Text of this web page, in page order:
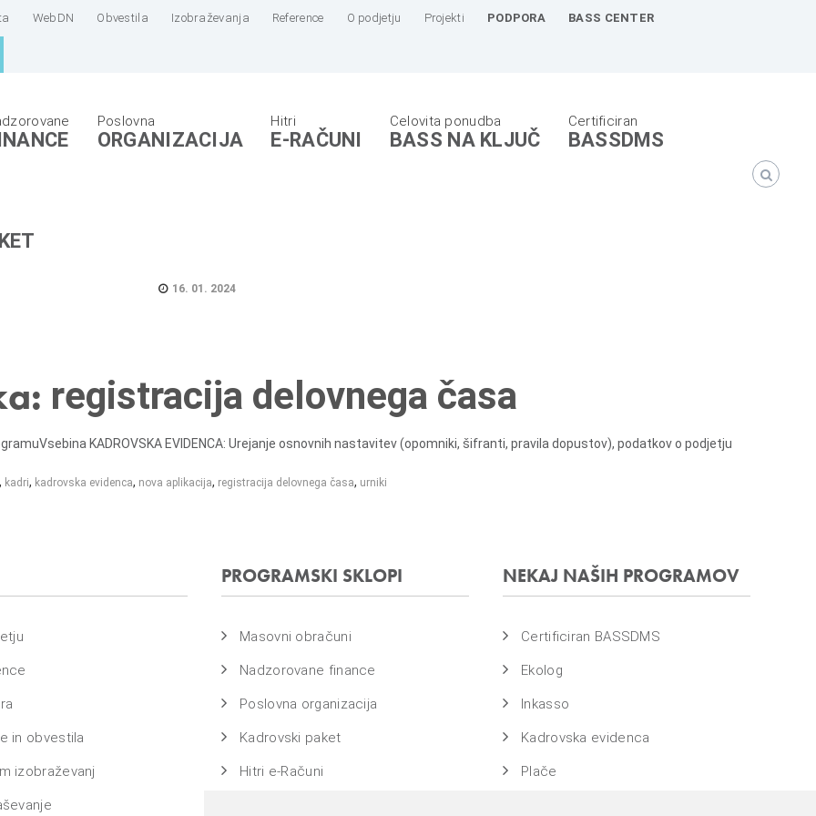
WebDN Obvestila Izobraževanja Reference O podjetju Projekti PODPORA BASS CENTER
ORGANIZACIJA E-RAČUNI BASS NA KLJUČ BASSDMS
16. 01. 2024
registracija delovnega časa
KADROVSKA EVIDENCA: Urejanje osnovnih nastavitev (opomniki, šifranti, pravila dopustov), podatkov o podjetju
, kadri, kadrovska evidenca, nova aplikacija, registracija delovnega časa, urniki
in obvestila
izobraževanj
PROGRAMSKI SKLOPI
Masovni obračuni
Nadzorovane finance
Poslovna organizacija
Kadrovski paket
Hitri e-Računi
NEKAJ NAŠIH PROGRAMOV
Certificiran BASSDMS
Ekolog
Inkasso
Kadrovska evidenca
Plače